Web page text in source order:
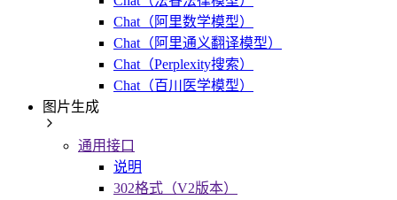
Chat（阿里数学模型）
Chat（阿里通义翻译模型）
Chat（Perplexity搜索）
Chat（百川医学模型）
图片生成
通用接口
说明
302格式（V2版本）